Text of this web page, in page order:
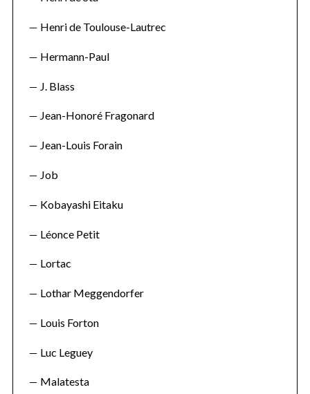
Henri de Toulouse-Lautrec
Hermann-Paul
J. Blass
Jean-Honoré Fragonard
Jean-Louis Forain
Job
Kobayashi Eitaku
Léonce Petit
Lortac
Lothar Meggendorfer
Louis Forton
Luc Leguey
Malatesta